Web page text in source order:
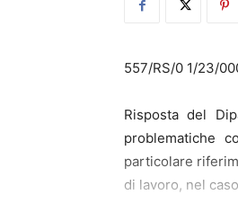
557/RS/0 1/23/
Risposta del
problematiche
particolare
di lavoro, nel